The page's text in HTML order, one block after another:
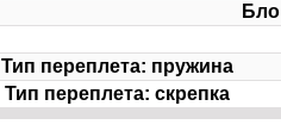
Тип переплета: пружина
Тип переплета: скрепка